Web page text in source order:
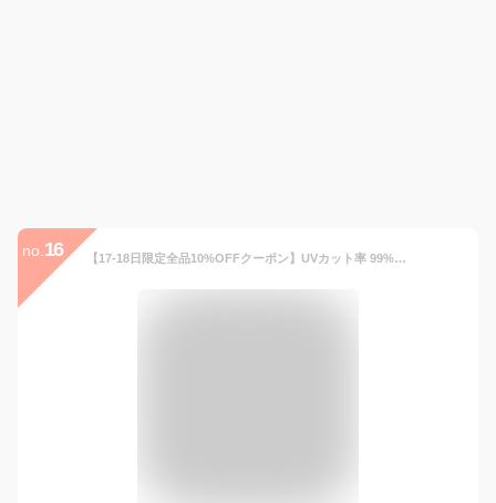
no. 16 【17-18日限定全品10%OFFクーポン】UVカット率 99%以上 ラッシュガード レディース 水着体型カバーラッシュパーカー ロング 薄手 伸縮性 UPF50+ 日焼け防止 フード付き フルオープンジップ ティアードフリル 切り替え ゴム ポケット付き 急速冷感 水陸両用